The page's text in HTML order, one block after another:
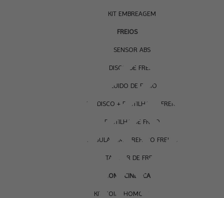
KIT EMBREAGEM
FREIOS
SENSOR ABS
DISCO DE FREIO
FLUIDO DE FREIO
KIT DISCO + PASTILHA DE FREIO
PASTILHA DE FREIO
REGULAGEM E REPARO FREIOS
TAMBOR DE FREIO
HOMOCINÉTICA
KIT COIFA HOMOCINÉTICA